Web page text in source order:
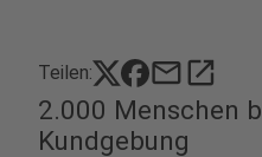
Teilen: mailopen_in_new
2.000 Menschen
Kundgebung